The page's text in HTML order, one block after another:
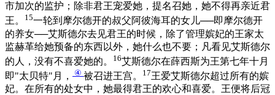
市加次的监护；除非君王宠爱她，提名召她，她不得再亲近君
王。
15一轮到摩尔德开的叔父阿彼海耳的女儿──即摩尔德开
的养女──艾斯德尔去见君王的时候，除了管理嫔妃的王家太
监赫革给她预备的东西以外，她什么也不要；凡看见艾斯德尔
的人，没有不喜爱她的。
16艾斯德尔在薛西斯为王第七年十月
即"太贝特"月，
④ 被召进王宫。 17王爱艾斯德尔超过所有的嫔
妃。在所有的处女中，她最得君王的欢心和喜爱。王便将后冠